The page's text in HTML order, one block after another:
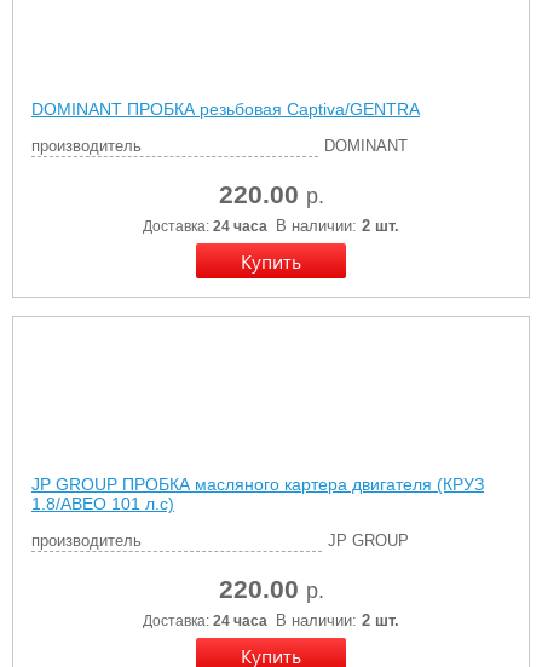
DOMINANT ПРОБКА резьбовая Captiva/GENTRA
производитель DOMINANT
220.00 р.
Доставка: 24 часа В наличии: 2 шт.
JP GROUP ПРОБКА масляного картера двигателя (КРУЗ
1.8/АВЕО 101 л.с)
производитель JP GROUP
220.00 р.
Доставка: 24 часа В наличии: 2 шт.